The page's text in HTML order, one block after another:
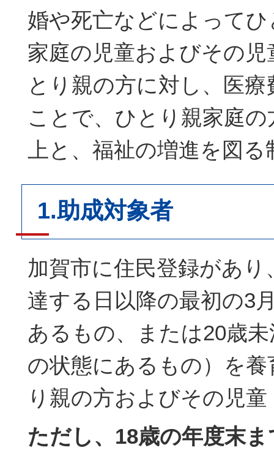
婚や死亡などによって
家庭の児童およびその
とり親の方に対し、医
ことで、ひとり親家庭
上と、福祉の増進を図
1.助成対象者
加賀市に住民登録があり
達する日以降の最初の3
あるもの、または20歳
の状態にあるもの）を
り親の方およびその児童
ただし、18歳の年度末